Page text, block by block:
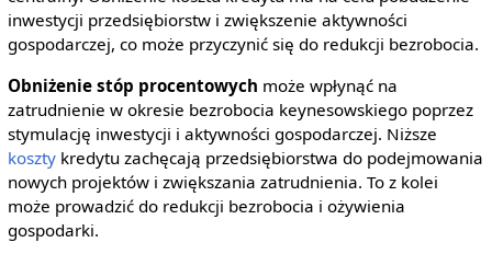
inwestycji przedsiębiorstw i zwiększenie aktywności
gospodarczej, co może przyczynić się do redukcji bezrobocia.
Obniżenie stóp procentowych może wpłynąć na
zatrudnienie w okresie bezrobocia keynesowskiego poprzez
stymulację inwestycji i aktywności gospodarczej. Niższe
kosztykredytu zachęcają przedsiębiorstwa do podejmowania
nowych projektów i zwiększania zatrudnienia. To z kolei
może prowadzić do redukcji bezrobocia i ożywienia
gospodarki.